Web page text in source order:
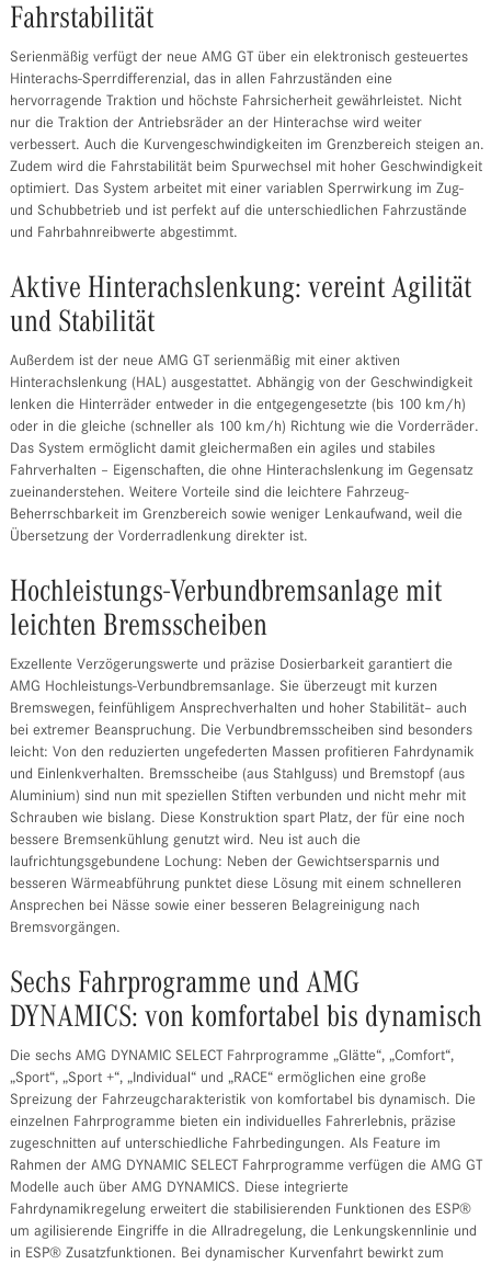
Fahrstabilität
Serienmäßig verfügt der neue AMG GT über ein elektronisch gesteuertes
Hinterachs-Sperrdifferenzial, das in allen Fahrzuständen eine
hervorragende Traktion und höchste Fahrsicherheit gewährleistet. Nicht
nur die Traktion der Antriebsräder an der Hinterachse wird weiter
verbessert. Auch die Kurvengeschwindigkeiten im Grenzbereich steigen an.
Zudem wird die Fahrstabilität beim Spurwechsel mit hoher Geschwindigkeit
optimiert. Das System arbeitet mit einer variablen Sperrwirkung im Zug-
und Schubbetrieb und ist perfekt auf die unterschiedlichen Fahrzustände
und Fahrbahnreibwerte abgestimmt.
Aktive Hinterachslenkung: vereint Agilität
und Stabilität
Außerdem ist der neue AMG GT serienmäßig mit einer aktiven
Hinterachslenkung (HAL) ausgestattet. Abhängig von der Geschwindigkeit
lenken die Hinterräder entweder in die entgegengesetzte (bis 100 km/h)
oder in die gleiche (schneller als 100 km/h) Richtung wie die Vorderräder.
Das System ermöglicht damit gleichermaßen ein agiles und stabiles
Fahrverhalten – Eigenschaften, die ohne Hinterachslenkung im Gegensatz
zueinanderstehen. Weitere Vorteile sind die leichtere Fahrzeug-
Beherrschbarkeit im Grenzbereich sowie weniger Lenkaufwand, weil die
Übersetzung der Vorderradlenkung direkter ist.
Hochleistungs-Verbundbremsanlage mit
leichten Bremsscheiben
Exzellente Verzögerungswerte und präzise Dosierbarkeit garantiert die
AMG Hochleistungs-Verbundbremsanlage. Sie überzeugt mit kurzen
Bremswegen, feinfühligem Ansprechverhalten und hoher Stabilität– auch
bei extremer Beanspruchung. Die Verbundbremsscheiben sind besonders
leicht: Von den reduzierten ungefederten Massen profitieren Fahrdynamik
und Einlenkverhalten. Bremsscheibe (aus Stahlguss) und Bremstopf (aus
Aluminium) sind nun mit speziellen Stiften verbunden und nicht mehr mit
Schrauben wie bislang. Diese Konstruktion spart Platz, der für eine noch
bessere Bremsenkühlung genutzt wird. Neu ist auch die
laufrichtungsgebundene Lochung: Neben der Gewichtsersparnis und
besseren Wärmeabführung punktet diese Lösung mit einem schnelleren
Ansprechen bei Nässe sowie einer besseren Belagreinigung nach
Bremsvorgängen.
Sechs Fahrprogramme und AMG
DYNAMICS: von komfortabel bis dynamisch
Die sechs AMG DYNAMIC SELECT Fahrprogramme „Glätte“, „Comfort“,
„Sport“, „Sport +“, „Individual“ und „RACE“ ermöglichen eine große
Spreizung der Fahrzeugcharakteristik von komfortabel bis dynamisch. Die
einzelnen Fahrprogramme bieten ein individuelles Fahrerlebnis, präzise
zugeschnitten auf unterschiedliche Fahrbedingungen. Als Feature im
Rahmen der AMG DYNAMIC SELECT Fahrprogramme verfügen die AMG GT
Modelle auch über AMG DYNAMICS. Diese integrierte
Fahrdynamikregelung erweitert die stabilisierenden Funktionen des ESP®
um agilisierende Eingriffe in die Allradregelung, die Lenkungskennlinie und
in ESP® Zusatzfunktionen. Bei dynamischer Kurvenfahrt bewirkt zum